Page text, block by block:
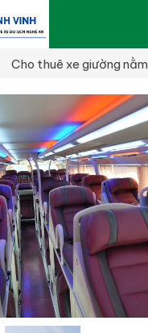
Cho thuê xe giường nằm